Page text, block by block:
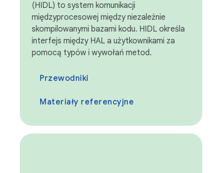
(HIDL) to system komunikacji
międzyprocesowej między niezależnie
skompilowanymi bazami kodu. HIDL określa
interfejs między HAL a użytkownikami za
pomocą typów i wywołań metod.
Przewodniki
Materiały referencyjne